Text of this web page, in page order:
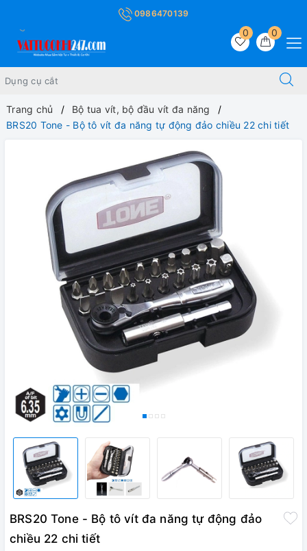
0986470139
0
0
Trang chủ
Bộ tua vít, bộ đầu vít đa năng
BRS20 Tone - Bộ tô vít đa năng tự động đảo chiều 22 chi tiết
BRS20 Tone - Bộ tô vít đa năng tự động đảo
chiều 22 chi tiết